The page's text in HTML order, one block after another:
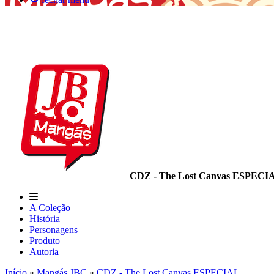
CDZ - The Lost Canvas
A Coleção
História
Personagens
Produto
Autoria